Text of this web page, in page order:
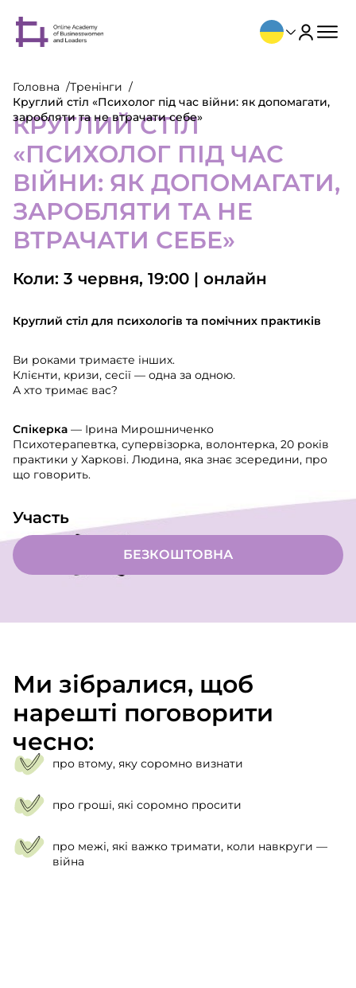
Головна
Тренінги
Круглий стіл «Психолог під час війни: як допомагати,
заробляти та не втрачати себе»
КРУГЛИЙ СТІЛ
«ПСИХОЛОГ ПІД ЧАС
ВІЙНИ: ЯК ДОПОМАГАТИ,
ЗАРОБЛЯТИ ТА НЕ
ВТРАЧАТИ СЕБЕ»
Коли: 3 червня, 19:00 | онлайн
Круглий стіл для психологів та помічних практиків
Ви роками тримаєте інших.
Клієнти, кризи, сесії — одна за одною.
А хто тримає вас?
Спікерка — Ірина Мирошниченко
Психотерапевтка, супервізорка, волонтерка, 20 років
практики у Харкові. Людина, яка знає зсередини, про
що говорить.
Участь
БЕЗКОШТОВНА
Ми зібралися, щоб
нарешті поговорити
чесно:
про втому, яку соромно визнати
про гроші, які соромно просити
про межі, які важко тримати, коли навкруги —
війна